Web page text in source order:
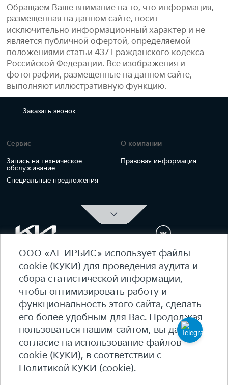
Обращаем Ваше внимание на то, что информация,
размещенная на данном сайте, носит
исключительно информационный характер и не
является публичной офертой, определяемой
положениями статьи 437 Гражданского кодекса
Российской Федерации. Все изображения и
фотографии, размещенные на данном сайте,
выполняют иллюстративную функцию.
Заказать звонок
Сервис
Запись на техническое
обслуживание
Специальные предложения
О компании
Правовая информация
ОФИЦИАЛЬНЫЙ ДИЛЕР Kia Ирбис
ежедневно 09:00 - 21:00
7 (495) 476-39-64
Карта сайта
Политика конфиденциальности
Политика КУКИ (cookie)
+7(495) 644-18-18
© 2026 Студеный пр-д, 7Б - 90 км МКАД, внутренняя
сторона​
ООО «АГ ИРБИС» использует файлы
cookie (КУКИ) для проведения аудита и
сбора статистической информации,
чтобы оптимизировать работу и
функциональность этого сайта, сделать
его более удобным для Вас. Продолжая
пользоваться нашим сайтом, вы даете
согласие на использование файлов
cookie (КУКИ), в соответствии с
Политикой КУКИ (cookie).